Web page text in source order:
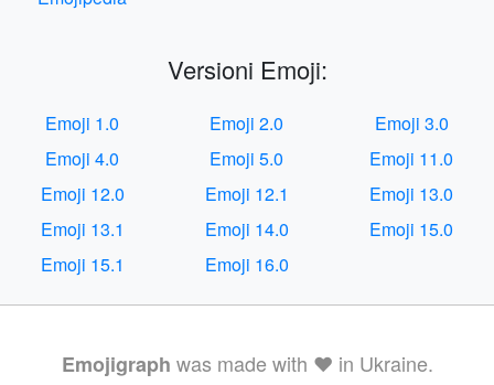
Versioni Emoji:
Emoji 1.0 Emoji 2.0
Emoji 3.0
Emoji 4.0
Emoji 5.0
Emoji 11.0
Emoji 12.0
Emoji 12.1
Emoji 13.0
Emoji 13.1
Emoji 14.0
Emoji 15.0
Emoji 15.1
Emoji 16.0
Emojigraph was made with ❤️ in Ukraine.